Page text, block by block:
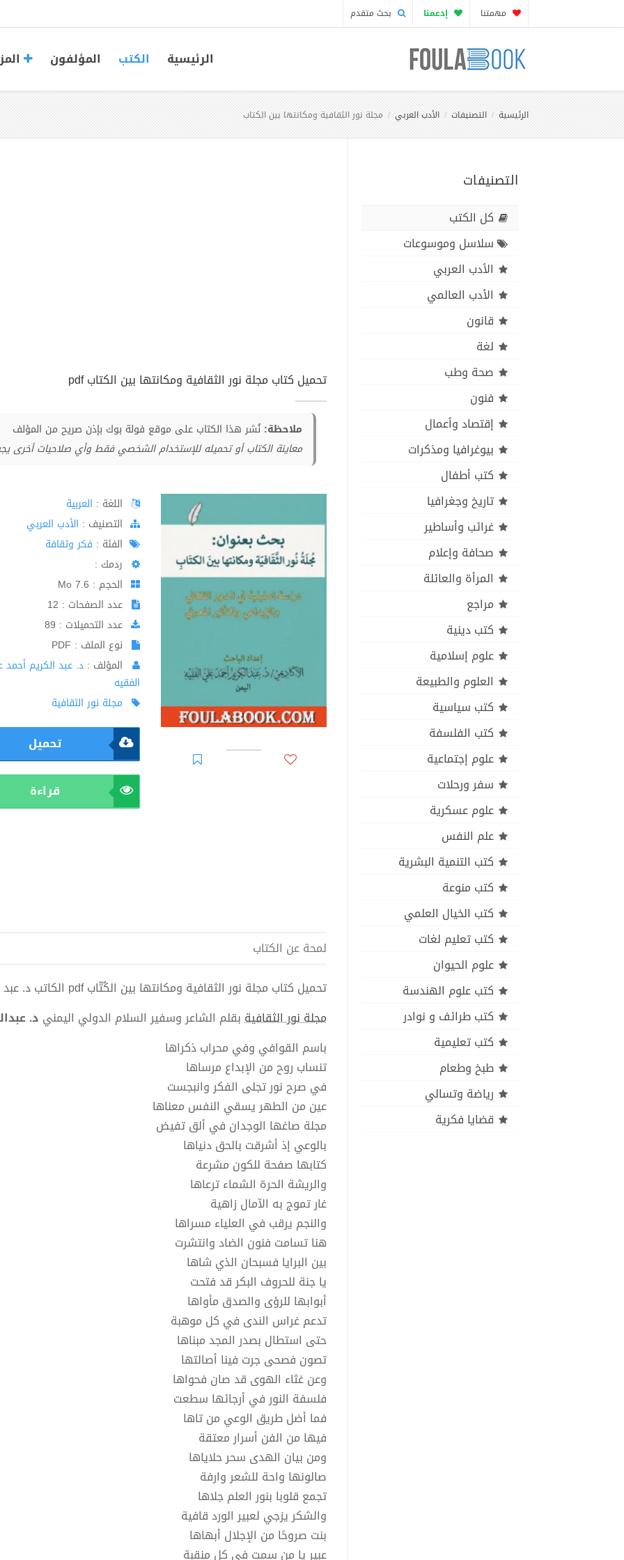
مهمتنا إدعمنا بحث متقدم
الرئيسية الكتب المؤلفون
الرئيسية التصنيفات الأدب العربي مجلة نور الثقافية ومكانتها بين الكتاب
التصنيفات
كل الكتب
سلاسل وموسوعات
الأدب العربي
الأدب العالمي
قانون
لغة
صحة وطب
فنون
إقتصاد وأعمال
بيوغرافيا ومذكرات
كتب أطفال
تاريخ وجغرافيا
غرائب وأساطير
صحافة وإعلام
المرأة والعائلة
مراجع
كتب دينية
علوم إسلامية
العلوم والطبيعة
كتب سياسية
كتب الفلسفة
علوم إجتماعية
سفر ورحلات
علوم عسكرية
علم النفس
كتب التنمية البشرية
كتب منوعة
كتب الخيال العلمي
كتب تعليم لغات
علوم الحيوان
كتب علوم الهندسة
كتب طرائف و نوادر
كتب تعليمية
طبخ وطعام
رياضة وتسالي
قضايا فكرية
تحميل كتاب مجلة نور الثقافية ومكانتها بين الكتاب pdf
ملاحظة: نُشر هذا الكتاب على موقع فولة بوك بإذن صريح من المؤلف
معاينة الكتاب أو تحميله للإستخدام الشخصي فقط وأي صلاحيات أخرى
اللغة : العربية
اﻟﺘﺼﻨﻴﻒ : الأدب العربي
الفئة : فكر وثقافة
ردمك :
الحجم : 7.6 Mo
عدد الصفحات : 12
عدد التحميلات : 89
نوع الملف : PDF
المؤلف : د. عبد الكريم
الفقيه
مجلة نور الثقافية
تحميل
قراءة
لمحة عن الكتاب
تحميل كتاب مجلة نور الثقافية ومكانتها بين الكُتّاب pdf الكاتب د. عبد الكريم أحمد علي الفقيه
مجلة نور الثقافيةبقلم الشاعر وسفير السلام الدولي اليمني د.
باسم القوافي وفي محراب ذكراها
تنساب روح من الإبداع مرساها
في صرح نور تجلى الفكر وانبجست
عين من الطهر يسقي النفس معناها
مجلة صاغها الوجدان في ألق تفيض
بالوعي إذ أشرقت بالحق دنياها
كتابها صفحة للكون مشرعة
والريشة الحرة الشماء ترعاها
غار تموج به الآمال زاهية
والنجم يرقب في العلياء مسراها
هنا تسامت فنون الضاد وانتشرت
بين البرايا فسبحان الذي شاها
يا جنة للحروف البكر قد فتحت
أبوابها للرؤى والصدق مأواها
تدعم غراس الندى في كل موهبة
حتى استطال بصدر المجد مبناها
تصون فصحى جرت فينا أصالتها
وعن غثاء الهوى قد صان فحواها
فلسفة النور في أرجائها سطعت
فما أضل طريق الوعي من تاها
فيها من الفن أسرار معتقة
ومن بيان الهدى سحر حلاياها
صالونها واحة للشعر وارفة
تجمع قلوبا بنور العلم جلاها
والشكر يزجي لعبير الورد قافية
بنت صروحًا من الإجلال أبهاها
عبير يا من سمت في كل منقبة